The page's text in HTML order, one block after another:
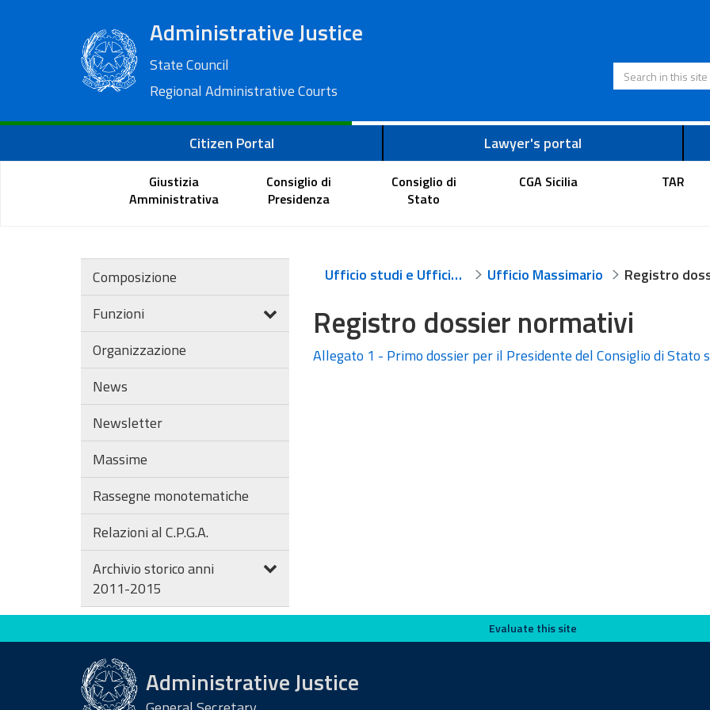
Administrative Justice
State Council
Regional Administrative Courts
Search in this
Citizen Portal Lawyer's portal
Giustizia
Amministrativa
Consiglio di
Presidenza
Consiglio di
Stato
CGA Sicilia TAR
Composizione
Funzioni
Organizzazione
News
Newsletter
Massime
Rassegne monotematiche
Relazioni al C.P.G.A.
Archivio storico anni
2011-2015
Ufficio studi e Ufficio massimario Ufficio Massimario
Registro dossier normativi
Allegato 1 - Primo dossier per il Presidente del Consiglio di
Evaluate this site Evaluate this site
Administrative Justice